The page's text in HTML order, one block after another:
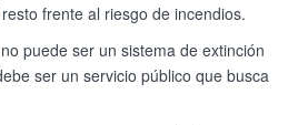
frente al riesgo de incendios.
puede ser un sistema de extinción
ser un servicio público que busca